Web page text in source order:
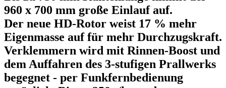
960 x 700 mm große Einlauf auf.
Der neue HD-Rotor weist 17 % mehr
Eigenmasse auf für mehr Durchzugskraft.
Verklemmern wird mit Rinnen-Boost und
dem Auffahren des 3-stufigen Prallwerks
begegnet - per Funkfernbedienung